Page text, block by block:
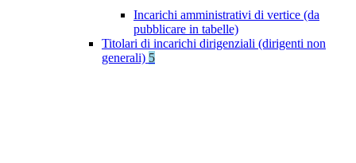
Incarichi amministrativi di vertice (da
pubblicare in tabelle)
Titolari di incarichi dirigenziali (dirigenti non
generali) 5